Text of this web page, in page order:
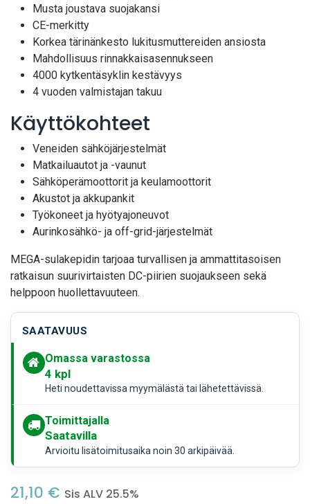
Musta joustava suojakansi
CE-merkitty
Korkea tärinänkesto lukitusmuttereiden ansiosta
Mahdollisuus rinnakkaisasennukseen
4000 kytkentäsyklin kestävyys
4 vuoden valmistajan takuu
Käyttökohteet
Veneiden sähköjärjestelmät
Matkailuautot ja -vaunut
Sähköperämoottorit ja keulamoottorit
Akustot ja akkupankit
Työkoneet ja hyötyajoneuvot
Aurinkosähkö- ja off-grid-järjestelmät
MEGA-sulakepidin tarjoaa turvallisen ja ammattitasoisen
ratkaisun suurivirtaisten DC-piirien suojaukseen sekä
helppoon huollettavuuteen.
SAATAVUUS
Omassa varastossa
4 kpl
Heti noudettavissa myymälästä tai lähetettävissä.
Toimittajalla
Saatavilla
Arvioitu lisätoimitusaika noin 30 arkipäivää.
21,10 € Sis ALV 25.5%